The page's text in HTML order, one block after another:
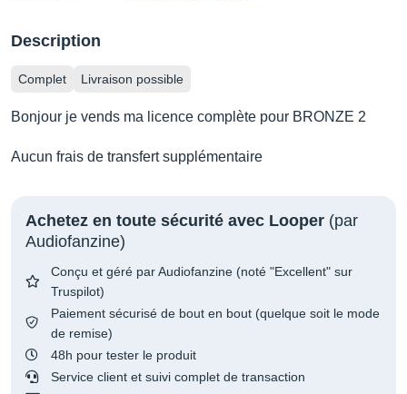
Description
Complet Livraison possible
Bonjour je vends ma licence complète pour BRONZE 2
Aucun frais de transfert supplémentaire
Achetez en toute sécurité avec Looper (par
Audiofanzine)
Conçu et géré par Audiofanzine (noté "Excellent" sur
Truspilot)
Paiement sécurisé de bout en bout (quelque soit le mode
de remise)
48h pour tester le produit
Service client et suivi complet de transaction